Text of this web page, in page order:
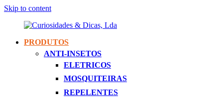
Skip to content
Curiosidades
Apaixonados
PRODUTOS
ANTI-INSETOS
ELETRICOS
MOSQUITEIRAS
REPELENTES